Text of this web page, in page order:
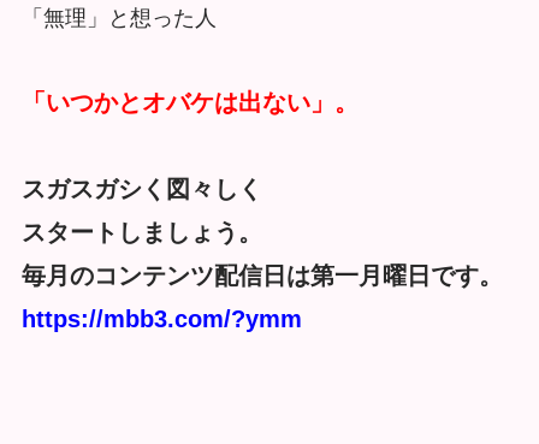
「無理」と想った人
「いつかとオバケは出ない」。
スガスガシく図々しく
スタートしましょう。
毎月のコンテンツ配信日は第一月曜日です。
https://mbb3.com/?ymm